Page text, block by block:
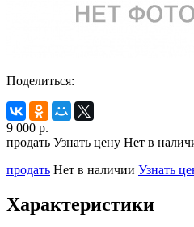
Поделиться:
9 000 р.
продать Узнать цену Нет в
продать Нет в наличии Узнать
Характеристики